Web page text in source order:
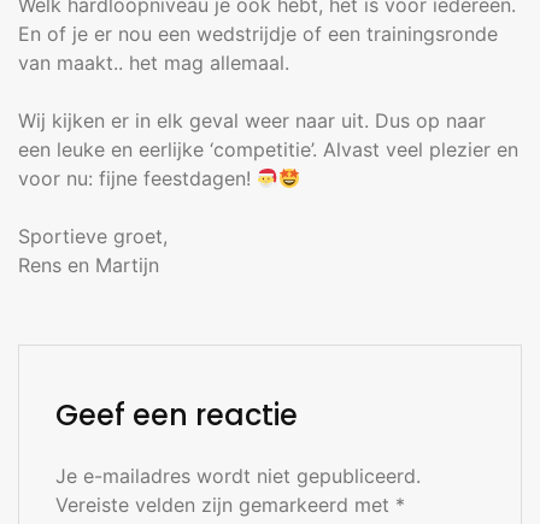
Welk hardloopniveau je ook hebt, het is voor iedereen.
En of je er nou een wedstrijdje of een trainingsronde
van maakt.. het mag allemaal.
Wij kijken er in elk geval weer naar uit. Dus op naar
een leuke en eerlijke ‘competitie’. Alvast veel plezier en
voor nu: fijne feestdagen!
Sportieve groet,
Rens en Martijn
Geef een reactie
Je e-mailadres wordt niet gepubliceerd.
Vereiste velden zijn gemarkeerd met *